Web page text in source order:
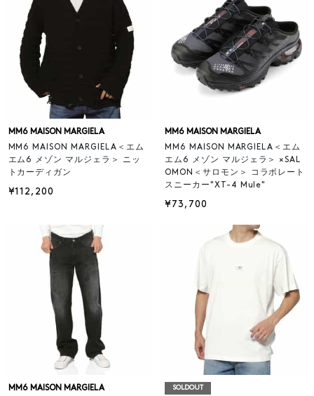
MM6 MAISON MARGIELA
MM6 MAISON MARGIELA＜エム
エム6 メゾン マルジェラ＞ ニッ
トカーディガン
¥112,200
MM6 MAISON MARGIELA
MM6 MAISON MARGIELA＜エム
エム6 メゾン マルジェラ＞ ×SAL
OMON＜サロモン＞ コラボレート
スニーカー"XT-4 Mule"
¥73,700
MM6 MAISON MARGIELA
SOLDOUT